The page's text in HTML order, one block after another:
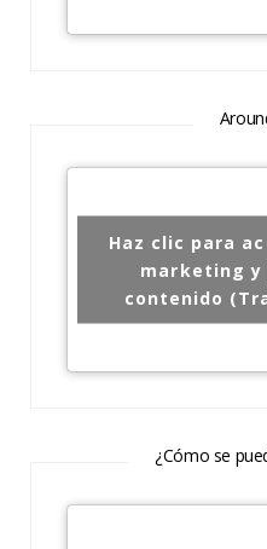
Haz clic para
marketing
contenido
¿Cómo se